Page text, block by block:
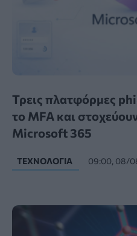
Τρεις πλατφόρμες
το MFA και
Microsoft 365
ΤΕΧΝΟΛΟΓΊΑ 09:00, 08/